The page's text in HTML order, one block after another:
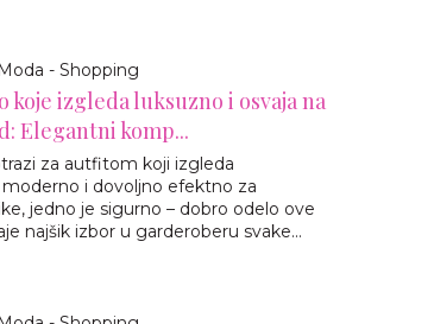
Moda - Shopping
koje izgleda luksuzno i osvaja na
Elegantni komp...
za autfitom koji izgleda
moderno i dovoljno efektno za
jedno je sigurno – dobro odelo ove
najšik izbor u garderoberu svake...